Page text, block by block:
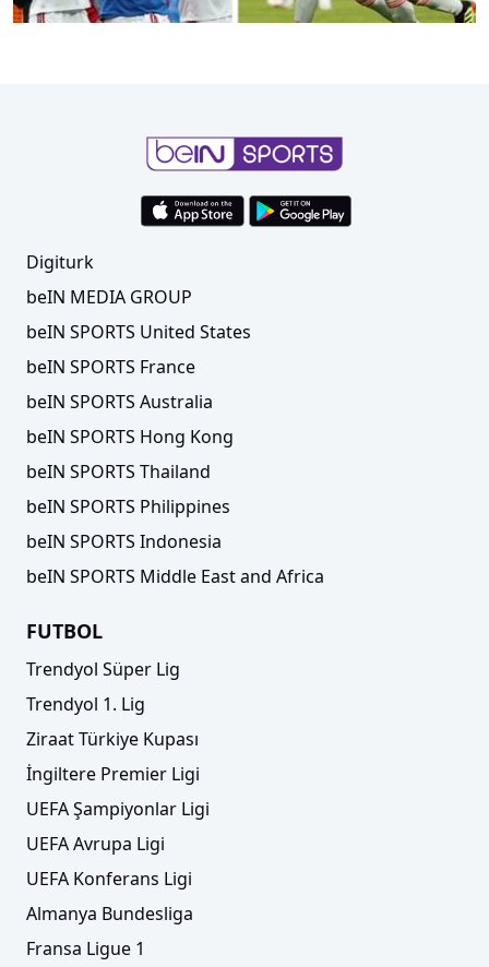
'Sahte Messi' Moskova'yı karıştırdı
İran 90+5'te tarih yazdı
Digiturk
beIN MEDIA GROUP
beIN SPORTS United States
beIN SPORTS France
beIN SPORTS Australia
beIN SPORTS Hong Kong
beIN SPORTS Thailand
beIN SPORTS Philippines
beIN SPORTS Indonesia
beIN SPORTS Middle East and Africa
FUTBOL
Trendyol Süper Lig
Trendyol 1. Lig
Ziraat Türkiye Kupası
İngiltere Premier Ligi
UEFA Şampiyonlar Ligi
UEFA Avrupa Ligi
UEFA Konferans Ligi
Almanya Bundesliga
Fransa Ligue 1